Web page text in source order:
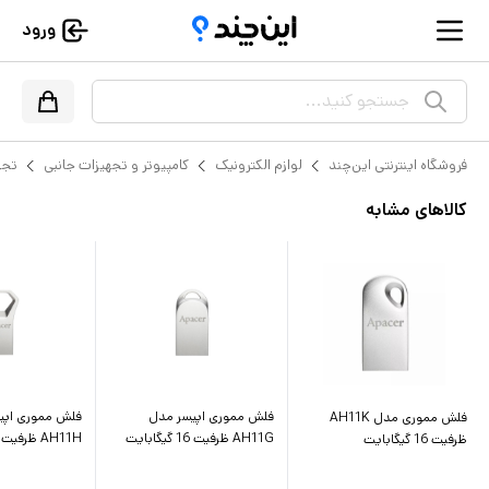
ورود
جستجو کنید...
فروشگاه اینترنتی این‌چند لوازم الکترونیک کامپیوتر و تجهیزات جانبی
کالاهای مشابه
فلش مموری مدل AH11K
ظرفیت 16 گیگابایت
فلش مموری اپیسر مدل
AH11G ظرفیت 16 گیگابایت
فلش مموری
AH11H ظرفیت 16 گیگابایت